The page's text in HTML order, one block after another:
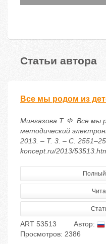
Статьи автора
Все мы родом из
Мингазова Т. Ф. Все мы
методический
2013. – Т. 3. – С.
koncept.ru/2013/
Полный
ART 53513 Автор:
Просмотров: 2386